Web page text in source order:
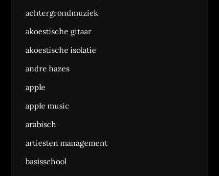
achtergrondmuziek
akoestische gitaar
akoestische isolatie
andre hazes
apple
apple music
arabisch
artiesten management
basisschool